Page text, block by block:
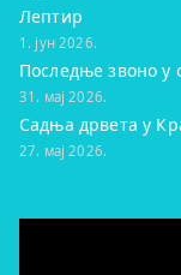
Лептир
1. јун 2026.
Последње звоно у
31. мај 2026.
Садња дрвета у
27. мај 2026.